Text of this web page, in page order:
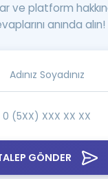
GÖNDER
ve platform
anında alın!